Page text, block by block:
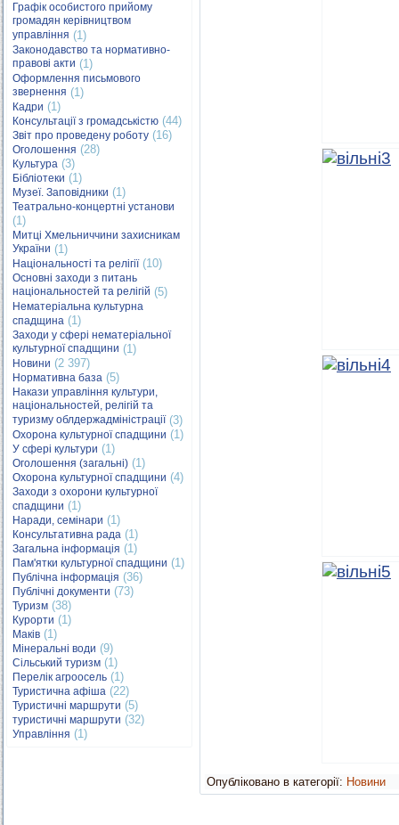
Графік особистого прийому
громадян керівництвом
управління (1)
Законодавство та нормативно-
правові акти (1)
Оформлення письмового
звернення (1)
Кадри (1)
Консультації з громадськістю (44)
Звіт про проведену роботу (16)
Оголошення (28)
Культура (3)
Бібліотеки (1)
Музеї. Заповідники (1)
Театрально-концертні установи
(1)
Митці Хмельниччини захисникам
України (1)
Національності та релігії(10)
Основні заходи з питань
національностей та релігій (5)
Нематеріальна культурна
спадщина (1)
Заходи у сфері нематеріальної
культурної спадщини (1)
Новини (2 397)
Нормативна база (5)
Накази управління культури,
національностей, релігій та
туризму облдержадміністрації(3)
Охорона культурної спадщини (1)
У сфері культури (1)
Оголошення (загальні) (1)
Охорона культурної спадщини (4)
Заходи з охорони культурної
спадщини (1)
Наради, семінари (1)
Консультативна рада (1)
Загальна інформація (1)
Пам'ятки культурної спадщини (1)
Публічна інформація (36)
Публічні документи (73)
Туризм (38)
Курорти (1)
Маків (1)
Мінеральні води (9)
Сільський туризм (1)
Перелік агроосель (1)
Туристична афіша (22)
Туристичні маршрути (5)
туристичні маршрути (32)
Управління (1)
Опубліковано в категорії: Новини